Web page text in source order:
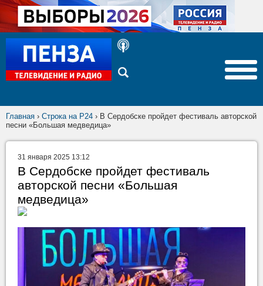
Главная › Строка на Р24 › В Сердобске пройдет фестиваль авторской
песни «Большая медведица»
31 января 2025 13:12
В Сердобске пройдет фестиваль
авторской песни «Большая
медведица»